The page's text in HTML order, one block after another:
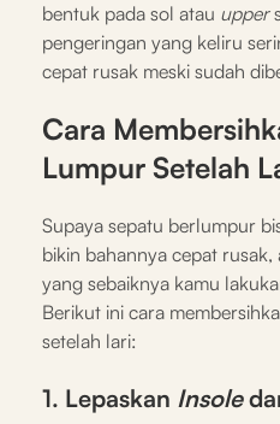
bentuk pada sol atau upper
pengeringan yang keliru
cepat rusak meski sudah
Cara
Lumpur Setelah
Supaya sepatu berlumpur
bikin bahannya cepat
yang sebaiknya kamu
Berikut ini cara
setelah lari:
1. Lepaskan Insole